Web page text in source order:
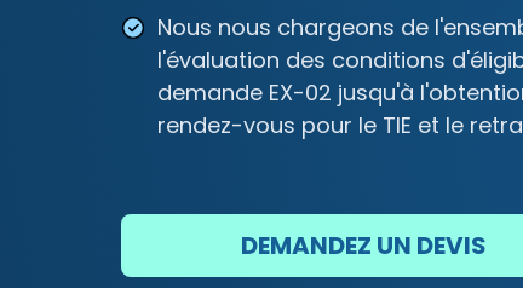
Nous nous chargeons de
l'évaluation des conditions
demande EX-02 jusqu'à
rendez-vous pour le TIE et le
DEMANDEZ UN DEVIS